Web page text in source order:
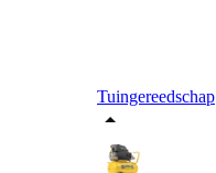
Tuingereedschap